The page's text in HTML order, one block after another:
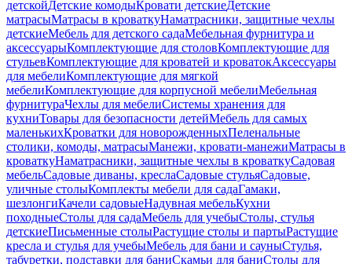
детскойДетские комодыКровати детскиеДетские
матрасыМатрасы в кроваткуНаматрасники, защитные чехлы
детскиеМебель для детского садаМебельная фурнитура и
аксессуарыКомплектующие для столовКомплектующие для
стульевКомплектующие для кроватей и кроватокАксессуары
для мебелиКомплектующие для мягкой
мебелиКомплектующие для корпусной мебелиМебельная
фурнитураЧехлы для мебелиСистемы хранения для
кухниТовары для безопасности детейМебель для самых
маленькихКроватки для новорожденныхПеленальные
столики, комоды, матрасыМанежи, кровати-манежиМатрасы в
кроваткуНаматрасники, защитные чехлы в кроваткуСадовая
мебельСадовые диваны, креслаСадовые стульяСадовые,
уличные столыКомплекты мебели для садаГамаки,
шезлонгиКачели садовыеНадувная мебельКухни
походныеСтолы для садаМебель для учебыСтолы, стулья
детскиеПисьменные столыРастущие столы и партыРастущие
кресла и стулья для учебыМебель для бани и сауныСтулья,
табуретки, подставки для баниСкамьи для баниСтолы для